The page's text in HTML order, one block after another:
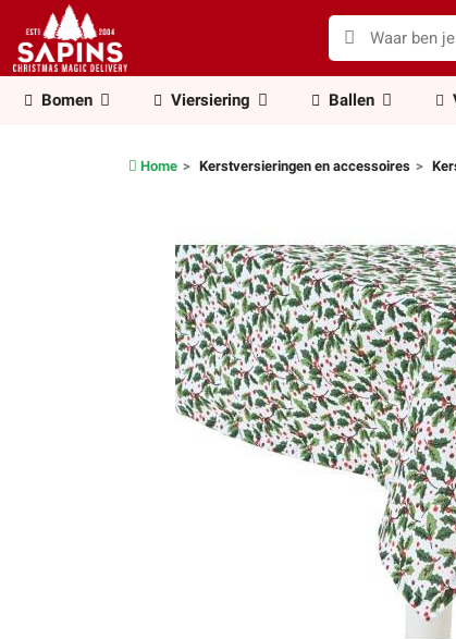
Bomen Viersiering Ballen
Home Kerstversieringen en accessoires